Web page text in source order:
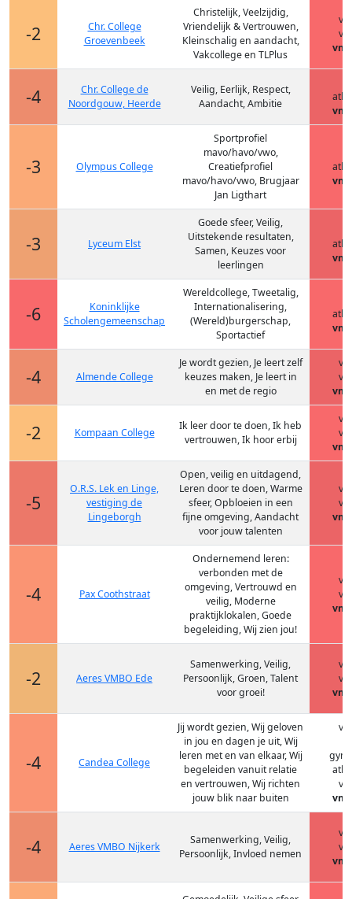
-2
Chr. College
Groevenbeek
Christelijk, Veelzijdig,
Vriendelijk & Vertrouwen,
Kleinschalig en aandacht,
Vakcollege en TLPlus
-4
Chr. College de
Noordgouw, Heerde
Veilig, Eerlijk, Respect,
Aandacht, Ambitie
-3 Olympus College
Sportprofiel
mavo/havo/vwo,
Creatiefprofiel
mavo/havo/vwo, Brugjaar
Jan Ligthart
-3 Lyceum Elst
Goede sfeer, Veilig,
Uitstekende resultaten,
Samen, Keuzes voor
leerlingen
-6
Koninklijke
Scholengemeenschap
Wereldcollege, Tweetalig,
Internationalisering,
(Wereld)burgerschap,
Sportactief
-4 Almende College
Je wordt gezien, Je leert zelf
keuzes maken, Je leert in
en met de regio
-2 Kompaan College
Ik leer door te doen, Ik heb
vertrouwen, Ik hoor erbij
-5
O.R.S. Lek en Linge,
vestiging de
Lingeborgh
Open, veilig en uitdagend,
Leren door te doen, Warme
sfeer, Opbloeien in een
fijne omgeving, Aandacht
voor jouw talenten
-4 Pax Coothstraat
Ondernemend leren:
verbonden met de
omgeving, Vertrouwd en
veilig, Moderne
praktijklokalen, Goede
begeleiding, Wij zien jou!
-2 Aeres VMBO Ede
Samenwerking, Veilig,
Persoonlijk, Groen, Talent
voor groei!
-4 Candea College
Jij wordt gezien, Wij geloven
in jou en dagen je uit, Wij
leren met en van elkaar, Wij
begeleiden vanuit relatie
en vertrouwen, Wij richten
jouw blik naar buiten
-4 Aeres VMBO Nijkerk
Samenwerking, Veilig,
Persoonlijk, Invloed nemen